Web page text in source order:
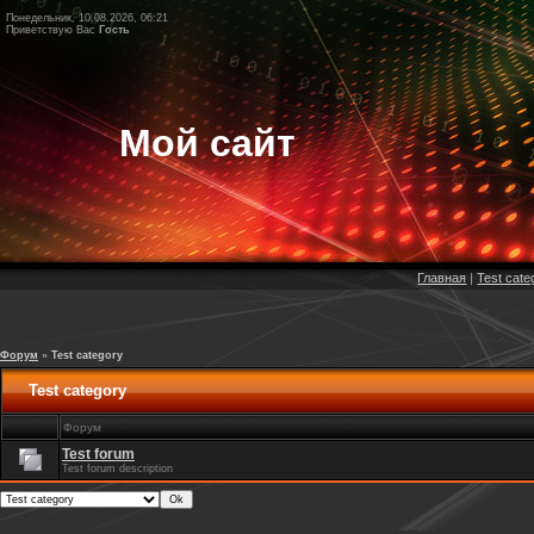
Понедельник, 10.08.2026, 06:21
Приветствую Вас Гость
Мой сайт
Главная |Test
Форум » Test category
Test category
Форум
Test forum
Test forum description